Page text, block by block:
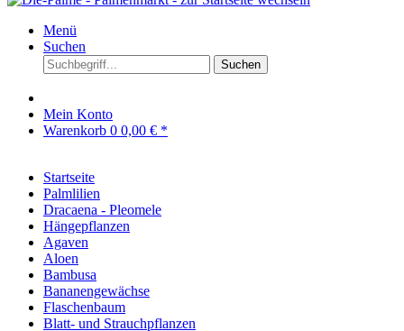
Menü
Suchen
Suchen
Mein Konto
Warenkorb 0 0,00 € *
Startseite
Palmlilien
Dracaena - Pleomele
Hängepflanzen
Agaven
Aloen
Bambusa
Bananengewächse
Flaschenbaum
Blatt- und Strauchpflanzen